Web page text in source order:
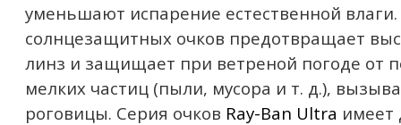
уменьшают испарение естественной
солнцезащитных очков предотвращает
линз и защищает при ветреной погоде от
мелких частиц (пыли, мусора и т. д.),
роговицы. Серия очков Ray-Ban Ultra имеет